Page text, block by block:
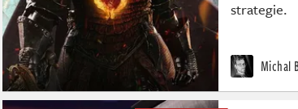
strategie.
Michal